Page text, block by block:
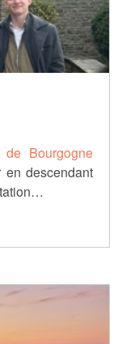
Bourgogne
en descendant